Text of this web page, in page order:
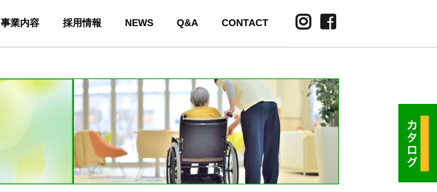
事業内容 採用情報 NEWS Q&A CONTACT